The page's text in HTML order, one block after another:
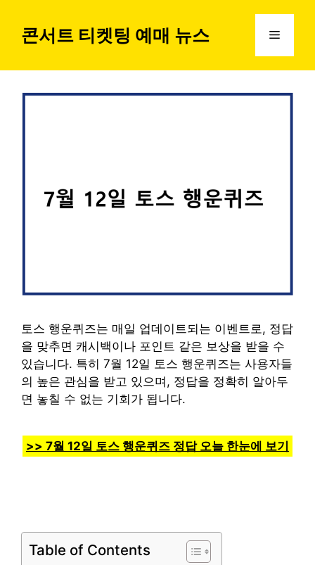
콘서트 티켓팅 예매 뉴스 메
토스 행운퀴즈는 매일 업데이트되는 이벤트로, 정답
을 맞추면 캐시백이나 포인트 같은 보상을 받을 수
있습니다. 특히 7월 12일 토스 행운퀴즈는 사용자들
의 높은 관심을 받고 있으며, 정답을 정확히 알아두
면 놓칠 수 없는 기회가 됩니다.
>> 7월 12일 토스 행운퀴즈 정답 오늘 한눈에 보기
Table of Contents